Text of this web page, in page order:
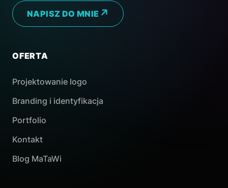
NAPISZ DO MNIE
OFERTA
Projektowanie logo
Branding i identyfikacja
Portfolio
Kontakt
Blog MaTaWi